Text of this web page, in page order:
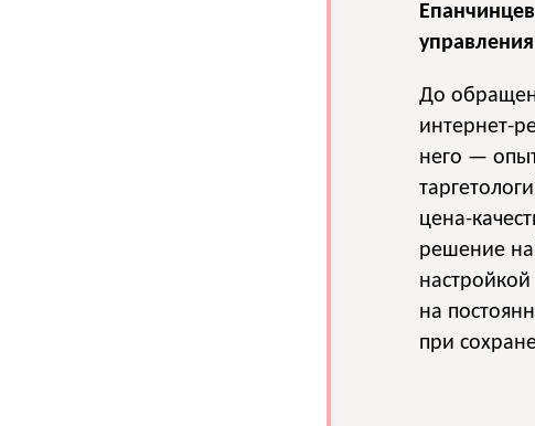
До
интернет-
него —
цена-
решение
на
при